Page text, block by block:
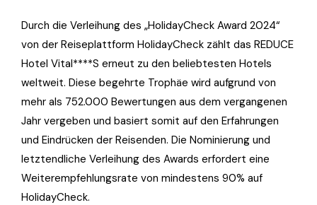
Durch die Verleihung des „HolidayCheck Award 2024“
von der Reiseplattform HolidayCheck zählt das REDUCE
Hotel Vital****S erneut zu den beliebtesten Hotels
weltweit. Diese begehrte Trophäe wird aufgrund von
mehr als 752.000 Bewertungen aus dem vergangenen
Jahr vergeben und basiert somit auf den Erfahrungen
und Eindrücken der Reisenden. Die Nominierung und
letztendliche Verleihung des Awards erfordert eine
Weiterempfehlungsrate von mindestens 90% auf
HolidayCheck.